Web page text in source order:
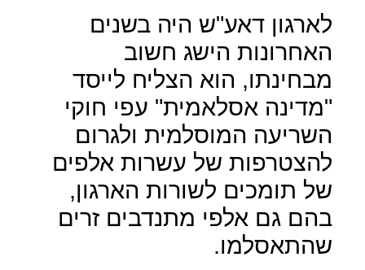
לארגון דאע"ש היה בשנים
האחרונות הישג חשוב
מבחינתו, הוא הצליח לייסד
"מדינה אסלאמית" עפי חוקי
השריעה המוסלמית ולגרום
להצטרפות של עשרות אלפים
של תומכים לשורות הארגון,
בהם גם אלפי מתנדבים זרים
שהתאסלמו.